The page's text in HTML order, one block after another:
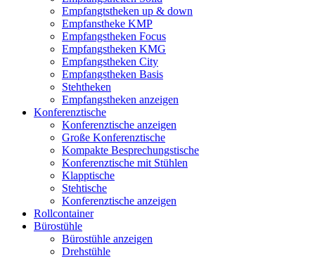
Empfangtstheken up & down
Empfanstheke KMP
Empfangstheken Focus
Empfangstheken KMG
Empfangstheken City
Empfangstheken Basis
Stehtheken
Empfangstheken anzeigen
Konferenztische
Konferenztische anzeigen
Große Konferenztische
Kompakte Besprechungstische
Konferenztische mit Stühlen
Klapptische
Stehtische
Konferenztische anzeigen
Rollcontainer
Bürostühle
Bürostühle anzeigen
Drehstühle